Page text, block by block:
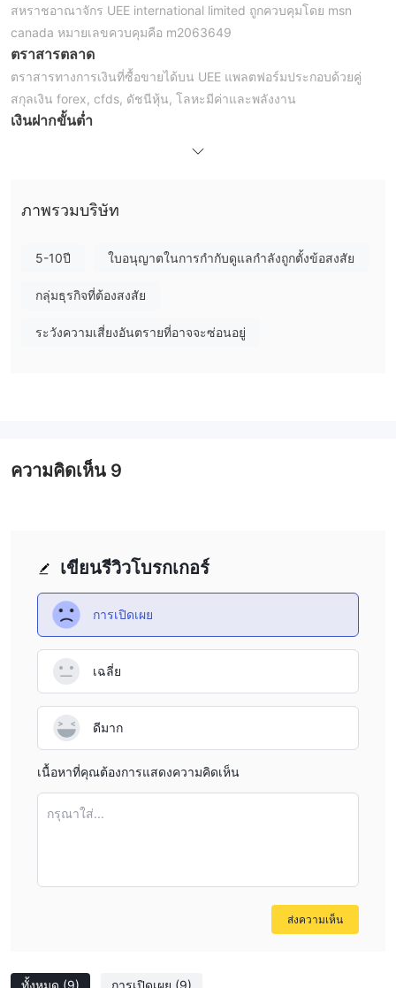
สหราชอาณาจักร UEE international limited ถูกควบคุมโดย msn
canada หมายเลขควบคุมคือ m2063649
ตราสารตลาด
ตราสารทางการเงินที่ซื้อขายได้บน UEE แพลตฟอร์มประกอบด้วยคู่
สกุลเงิน forex, cfds, ดัชนีหุ้น, โลหะมีค่าและพลังงาน
เงินฝากขั้นต่ำ
ทางเลือกสำหรับสามบัญชี
ในแง่ของเลเวอเรจการซื้อขาย ระดับเลเวอเรจสูงสุดที่เสนอโดย UEE
ขาดทุน การเลือกปริมาณที่เหมาะสมคือการกำหนดความเสี่ยงที่สำคัญ
สเปรด & ค่าคอมมิชชั่น
iphone trader และ android trader
ธนาคาร วีซ่า มาสเตอร์การ์ด รวมถึงการชำระเงินออนไลน์ที่เป็นที่นิยม
บริการลูกค้า
เดอะ UEE สามารถติดต่อฝ่ายสนับสนุนลูกค้าได้ทางโทรศัพท์ อีเมล
ตลอดจนการแชทออนไลน์
ภาพรวมบริษัท
5-10ปี ใบอนุญาตในการกำกับดูแลกำลังถูกตั้งข้อสงสัย
กลุ่มธุรกิจที่ต้องสงสัย
ระวังความเสี่ยงอันตรายที่อาจจะซ่อนอยู่
ทั้งหมด (9) การเปิดเผย (9)
เขียนรีวิวโบรกเกอร์
การเปิดเผย
เฉลี่ย
ดีมาก
เนื้อหาที่คุณต้องการแสดงความคิดเห็น
กรุณาใส่...
ส่งความเห็น
ความคิดเห็น 9